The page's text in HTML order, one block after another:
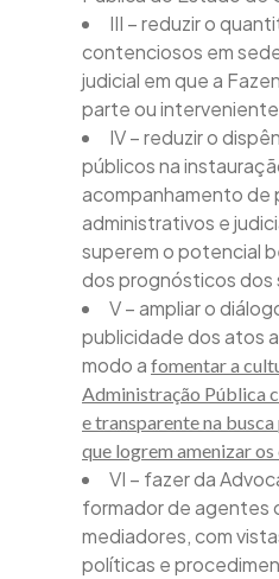
III – reduzir o
contenciosos em
judicial em que a
parte ou
IV – reduzir o
públicos na
acompanhamento de
administrativos e
superem o potencial
dos prognósticos dos
V – ampliar o
publicidade dos atos
modo a fomentar a
Administração Pública
e transparente na
que logrem amenizar
VI – fazer da
formador de agentes
mediadores, com
políticas e